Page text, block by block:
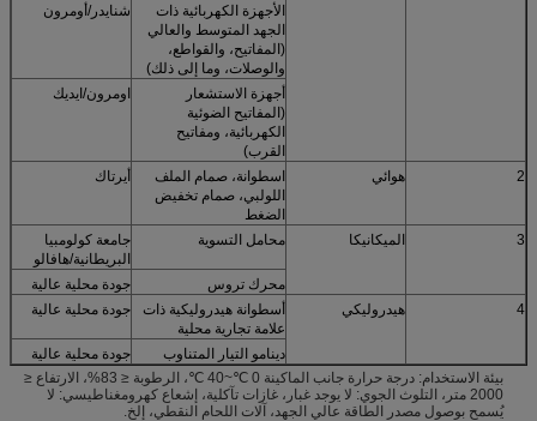
الأجهزة الكهربائية ذات
الجهد المتوسط ​​والعالي
(المفاتيح، والقواطع،
والوصلات، وما إلى ذلك)
شنايدر/أومرون
أجهزة الاستشعار
(المفاتيح الضوئية
الكهربائية، ومفاتيح
القرب)
اومرون/ايديك
2 هوائي
اسطوانة، صمام الملف
اللولبي، صمام تخفيض
الضغط
أيرتاك
3 الميكانيكا محامل التسوية
جامعة كولومبيا
البريطانية/هافالو
محرك تروس
جودة محلية عالية
4
هيدروليكي
أسطوانة هيدروليكية ذات
علامة تجارية محلية
جودة محلية عالية
دينامو التيار المتناوب
جودة محلية عالية
بيئة الاستخدام: درجة حرارة جانب الماكينة 0 ℃~40 ℃، الرطوبة ≤ 83%، الارتفاع ≤
2000 متر، التلوث الجوي: لا يوجد غبار، غازات تآكلية، إشعاع كهرومغناطيسي: لا
يُسمح بوصول مصدر الطاقة عالي الجهد، آلات اللحام النقطي، إلخ.